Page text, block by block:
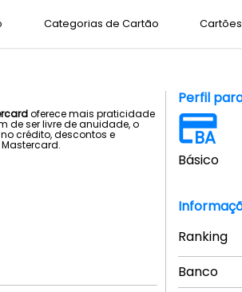
Categorias de Cartão
oferece mais praticidade
de ser livre de anuidade, o
crédito, descontos e
Perfil
BA
Básico
Ranking
Banco